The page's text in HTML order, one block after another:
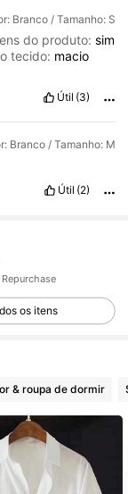
Branco / Tamanho: S
do produto: sim
tecido: macio
Útil (3)
Branco / Tamanho: M
Útil (2)
os itens
& roupa de dormir